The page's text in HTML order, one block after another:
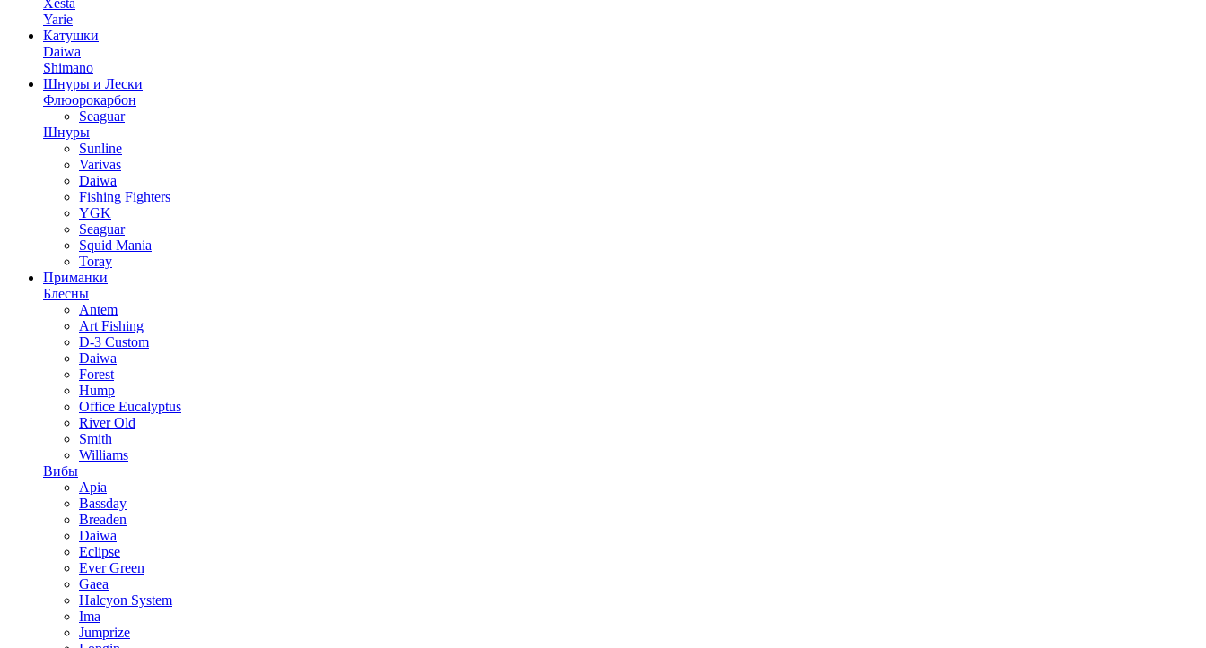
Xesta
Yarie
Катушки
Daiwa
Shimano
Шнуры и Лески
Флюорокарбон
Seaguar
Шнуры
Sunline
Varivas
Daiwa
Fishing Fighters
YGK
Seaguar
Squid Mania
Toray
Приманки
Блесны
Antem
Art Fishing
D-3 Custom
Daiwa
Forest
Hump
Office Eucalyptus
River Old
Smith
Williams
Вибы
Apia
Bassday
Breaden
Daiwa
Eclipse
Ever Green
Gaea
Halcyon System
Ima
Jumprize